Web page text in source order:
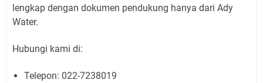
lengkap dengan dokumen pendukung hanya dari Ady
Water.
Hubungi kami di:
Telepon: 022-7238019